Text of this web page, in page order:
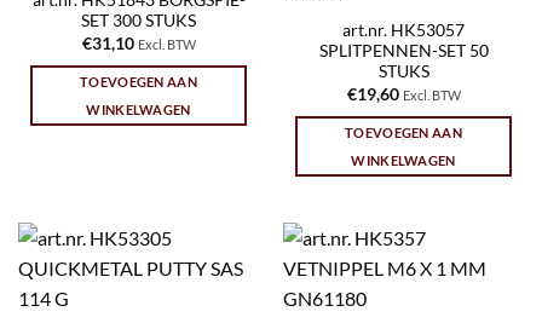
SET 300 STUKS
€31,10 Excl. BTW
TOEVOEGEN AAN
WINKELWAGEN
art.nr. HK53057
SPLITPENNEN-SET 50
STUKS
€19,60 Excl. BTW
TOEVOEGEN AAN
WINKELWAGEN